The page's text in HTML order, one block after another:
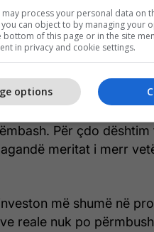
kryeministrit në
ka trashëguar
mirëmbajë ato.
shtetin që e ka gjetur
gjete me autostrada të
Për çdo dështim
meritat i merr
më shumë në
reale nuk po
may process your personal data on
you can object to by managing your
bottom of this page or in the site
in privacy and cookie settings.
options